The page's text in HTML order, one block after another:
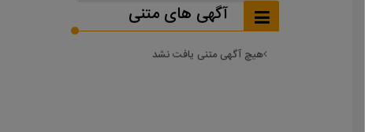
آگهی های متنی
هیچ آگهی متنی یافت نشد